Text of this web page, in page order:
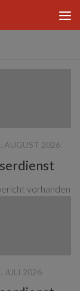
AUGUST 2026
vorhanden
JULI 2026